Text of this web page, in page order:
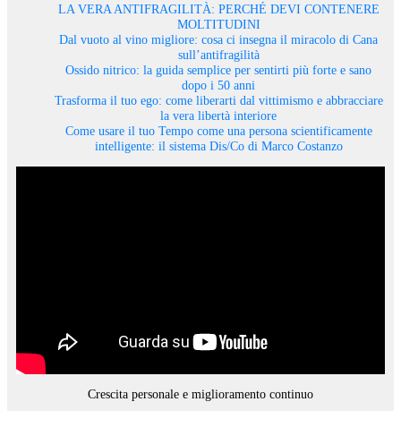
LA VERA ANTIFRAGILITÀ: PERCHÉ DEVI CONTENERE
MOLTITUDINI
Dal vuoto al vino migliore: cosa ci insegna il miracolo di Cana
sull’antifragilità
Ossido nitrico: la guida semplice per sentirti più forte e sano
dopo i 50 anni
Trasforma il tuo ego: come liberarti dal vittimismo e abbracciare
la vera libertà interiore
Come usare il tuo Tempo come una persona scientificamente
intelligente: il sistema Dis/Co di Marco Costanzo
Crescita personale e miglioramento continuo